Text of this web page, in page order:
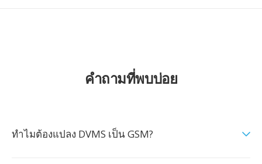
คำถามที่พบบ่อย
ทำไมต้องแปลง DVMS เป็น GSM?